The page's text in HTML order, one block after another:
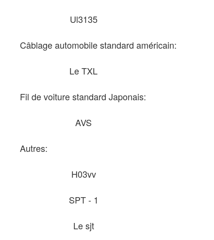
Ul3135
Câblage automobile standard américain:
Le TXL
Fil de voiture standard Japonais:
AVS
Autres:
H03vv
SPT - 1
Le sjt